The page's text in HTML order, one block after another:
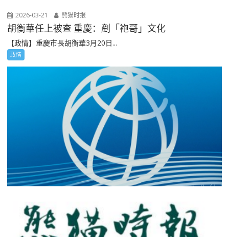
2026-03-21 熊猫时报
胡衡華任上被查 重慶：剷「袍哥」文化
【政情】重慶市長胡衡華3月20日...
政情